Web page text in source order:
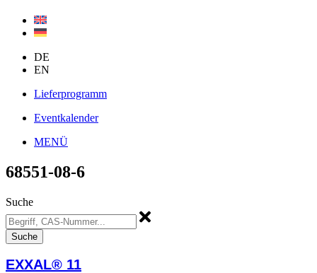
DE
EN
Lieferprogramm
Eventkalender
MENÜ
68551-08-6
Suche
Suche
EXXAL® 11